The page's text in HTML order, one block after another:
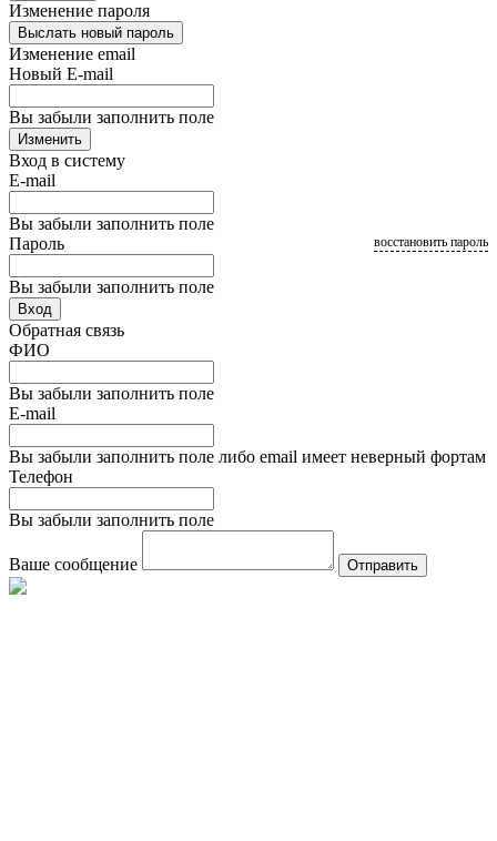
Изменение пароля
Выслать новый пароль
Изменение email
Новый E-mail
Вы забыли заполнить поле
Изменить
Вход в систему
E-mail
Вы забыли заполнить поле
Пароль
Вы забыли заполнить поле
восстановить пароль
Вход
Обратная связь
ФИО
Вы забыли заполнить поле
E-mail
Вы забыли заполнить поле либо email имеет неверный фортам
Телефон
Вы забыли заполнить поле
Ваше сообщение Отправить